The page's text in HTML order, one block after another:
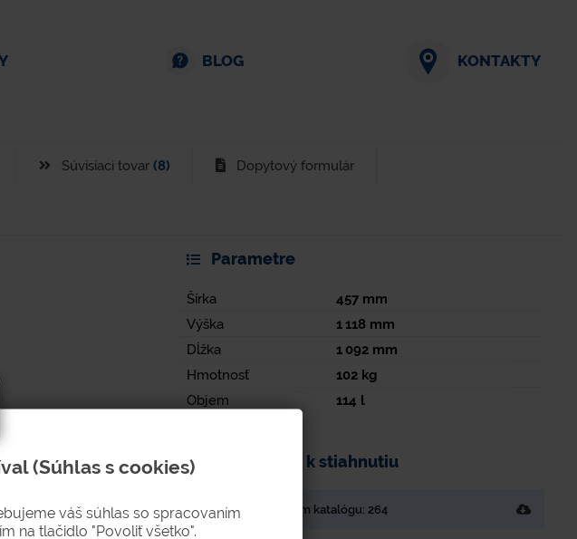
BLOG KONTAKTY
Súvisiaci tovar (8) Dopytový formulár
vzduchu.
Parametre
Šírka 457 mm
Výška
1 118 mm
Dĺžka
1 092 mm
Hmotnosť
102 kg
Objem
114 l
Dokumenty k stiahnutiu
Strana v tlačenom katalógu: 264
(Súhlas s cookies)
váš súhlas so spracovaním
na tlačidlo "Povoliť všetko".